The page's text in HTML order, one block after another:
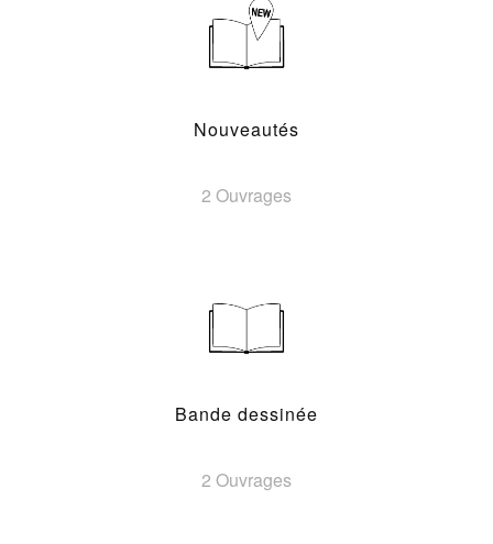
Nouveautés
2 Ouvrages
Bande dessinée
2 Ouvrages